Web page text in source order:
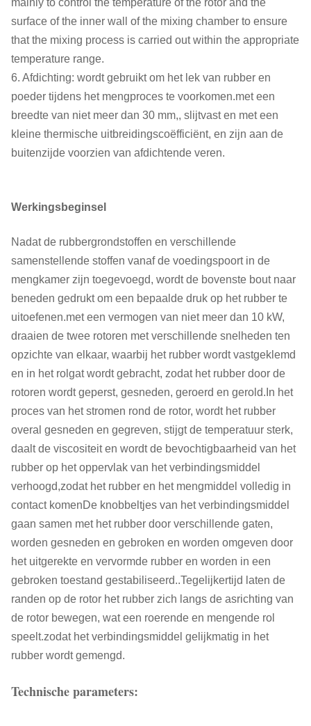
mainly to control the temperature of the rotor and the
surface of the inner wall of the mixing chamber to ensure
that the mixing process is carried out within the appropriate
temperature range.
6. Afdichting: wordt gebruikt om het lek van rubber en
poeder tijdens het mengproces te voorkomen.met een
breedte van niet meer dan 30 mm,, slijtvast en met een
kleine thermische uitbreidingscoëfficiënt, en zijn aan de
buitenzijde voorzien van afdichtende veren.
Werkingsbeginsel
Nadat de rubbergrondstoffen en verschillende
samenstellende stoffen vanaf de voedingspoort in de
mengkamer zijn toegevoegd, wordt de bovenste bout naar
beneden gedrukt om een bepaalde druk op het rubber te
uitoefenen.met een vermogen van niet meer dan 10 kW,
draaien de twee rotoren met verschillende snelheden ten
opzichte van elkaar, waarbij het rubber wordt vastgeklemd
en in het rolgat wordt gebracht, zodat het rubber door de
rotoren wordt geperst, gesneden, geroerd en gerold.In het
proces van het stromen rond de rotor, wordt het rubber
overal gesneden en gegreven, stijgt de temperatuur sterk,
daalt de viscositeit en wordt de bevochtigbaarheid van het
rubber op het oppervlak van het verbindingsmiddel
verhoogd,zodat het rubber en het mengmiddel volledig in
contact komenDe knobbeltjes van het verbindingsmiddel
gaan samen met het rubber door verschillende gaten,
worden gesneden en gebroken en worden omgeven door
het uitgerekte en vervormde rubber en worden in een
gebroken toestand gestabiliseerd..Tegelijkertijd laten de
randen op de rotor het rubber zich langs de asrichting van
de rotor bewegen, wat een roerende en mengende rol
speelt.zodat het verbindingsmiddel gelijkmatig in het
rubber wordt gemengd.
Technische parameters: